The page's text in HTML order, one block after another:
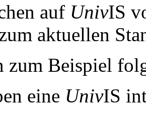
auf UnivIS
aktuellen
zum Beispiel
eine UnivIS